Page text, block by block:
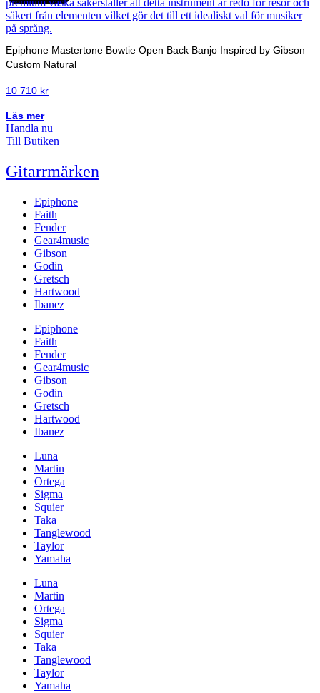
Epiphone Mastertone Bowtie Open Back Banjo Inspired by Gibson
Custom Natural
10 710 kr
Läs mer
Handla nu
Till Butiken
Gitarrmärken
Epiphone
Faith
Fender
Gear4music
Gibson
Godin
Gretsch
Hartwood
Ibanez
Epiphone
Faith
Fender
Gear4music
Gibson
Godin
Gretsch
Hartwood
Ibanez
Luna
Martin
Ortega
Sigma
Squier
Taka
Tanglewood
Taylor
Yamaha
Luna
Martin
Ortega
Sigma
Squier
Taka
Tanglewood
Taylor
Yamaha